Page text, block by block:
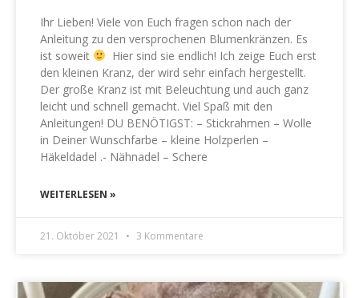
Ihr Lieben! Viele von Euch fragen schon nach der
Anleitung zu den versprochenen Blumenkränzen. Es
ist soweit
Hier sind sie endlich! Ich zeige Euch erst
den kleinen Kranz, der wird sehr einfach hergestellt.
Der große Kranz ist mit Beleuchtung und auch ganz
leicht und schnell gemacht. Viel Spaß mit den
Anleitungen! DU BENÖTIGST: – Stickrahmen – Wolle
in Deiner Wunschfarbe – kleine Holzperlen –
Häkeldadel .- Nähnadel – Schere
WEITERLESEN »
21. Oktober 2021 3 Kommentare